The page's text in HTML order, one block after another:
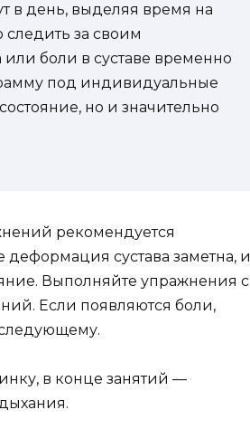
в день, выделяя время на
за своим
боли в суставе временно
под индивидуальные
но и значительно
рекомендуется
сустава заметна, и
Выполняйте упражнения с
Если появляются боли,
в конце занятий —